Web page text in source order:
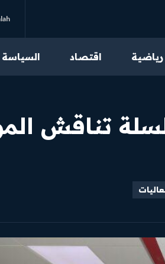
سياسة الخصوصية
رياضية اقتصاد السياسة
تناقش